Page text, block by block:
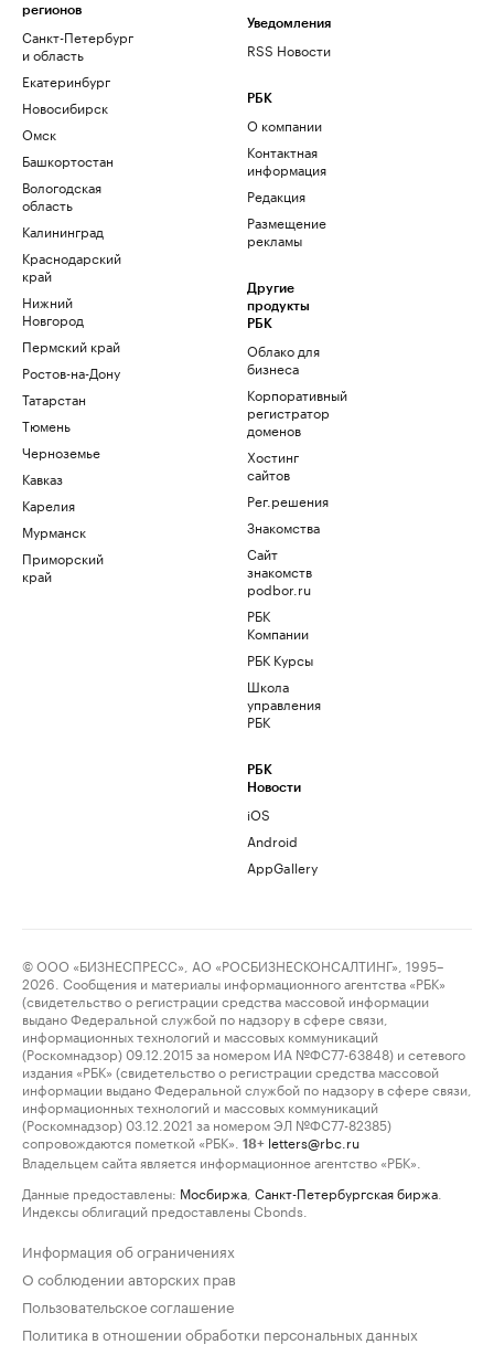
регионов
Санкт-Петербург
и область
Екатеринбург
Новосибирск
Омск
Башкортостан
Вологодская
область
Калининград
Краснодарский
край
Нижний
Новгород
Пермский край
Ростов-на-Дону
Татарстан
Тюмень
Черноземье
Кавказ
Карелия
Мурманск
Приморский
край
Уведомления
RSS Новости
РБК
О компании
Контактная
информация
Редакция
Размещение
рекламы
Другие
продукты
РБК
Облако для
бизнеса
Корпоративный
регистратор
доменов
Хостинг
сайтов
Рег.решения
Знакомства
Сайт
знакомств
podbor.ru
РБК
Компании
РБК Курсы
Школа
управления
РБК
РБК
Новости
iOS
Android
AppGallery
© ООО «БИЗНЕСПРЕСС», АО «РОСБИЗНЕСКОНСАЛТИНГ», 1995–
2026. Сообщения и материалы информационного агентства «РБК»
(свидетельство о регистрации средства массовой информации
выдано Федеральной службой по надзору в сфере связи,
информационных технологий и массовых коммуникаций
(Роскомнадзор) 09.12.2015 за номером ИА №ФС77-63848) и сетевого
издания «РБК» (свидетельство о регистрации средства массовой
информации выдано Федеральной службой по надзору в сфере связи,
информационных технологий и массовых коммуникаций
(Роскомнадзор) 03.12.2021 за номером ЭЛ №ФС77-82385)
сопровождаются пометкой «РБК».
18+ letters@rbc.ru
Владельцем сайта является информационное агентство «РБК».
Данные предоставлены: Мосбиржа Санкт-Петербургская биржа
Индексы облигаций предоставлены Cbonds.
Информация об ограничениях
О соблюдении авторских прав
Пользовательское соглашение
Политика в отношении обработки персональных данных